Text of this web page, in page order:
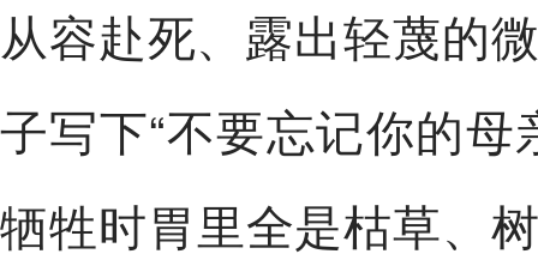
从容赴死、露出轻蔑的
子写下“不要忘记你的
牺牲时胃里全是枯草、